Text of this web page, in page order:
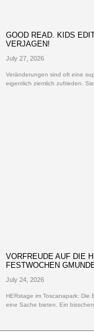
GOOD READ. KIDS
VERJAGEN!
July 27, 2026
Veränderungen sind oft eine
eigentlich ziemlich zufrieden.
VORFREUDE AUF DIE
FESTWOCHEN
July 24, 2026
HERstage im Toscanapark:
eine Sache bieten. Ein